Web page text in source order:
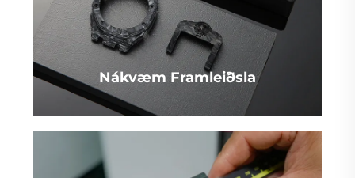
Nákvæm Framleiðsla